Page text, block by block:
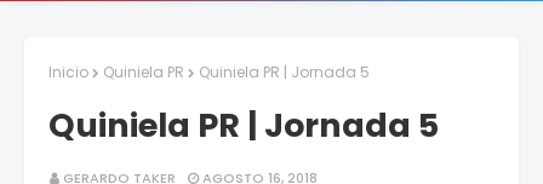
Inicio Quiniela PR Quiniela PR | Jornada 5
Quiniela PR | Jornada 5
GERARDO TAKER AGOSTO 16, 2018